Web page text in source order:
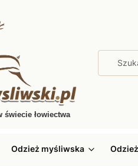
świecie łowiectwa
Odzież myśliwska